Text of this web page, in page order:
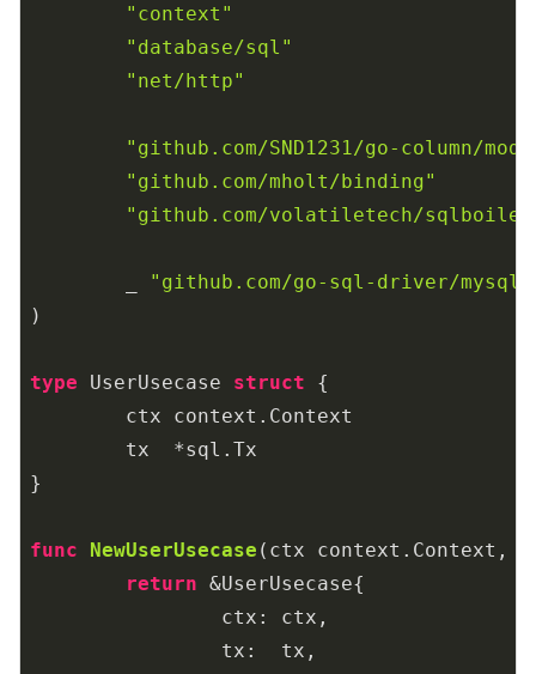
"context"
"database/sql"
"net/http"
"github.com/SND1231/go-column/
"github.com/mholt/binding"
"github.com/volatiletech/
"github.com/go-sql-driver/mysql"
)
type UserUsecase struct {
}
func NewUserUsecase (ctx context.Context,
return &UserUsecase{